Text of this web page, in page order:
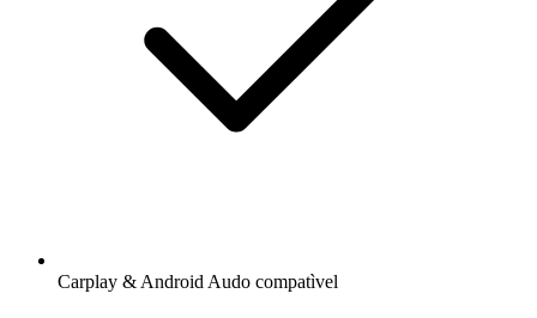
Carplay & Android Audo compatìvel